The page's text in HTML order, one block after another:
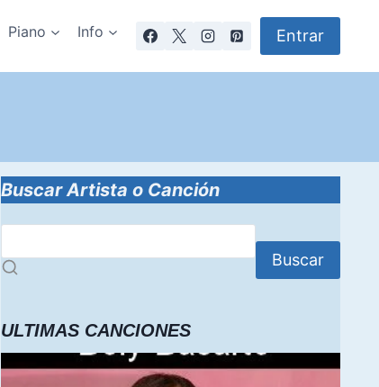
Piano Info Entrar
Buscar Artista o Canción
Buscar
ULTIMAS CANCIONES